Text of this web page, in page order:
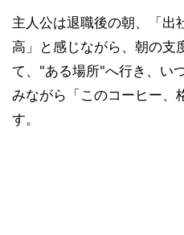
主人公は退職後の朝、「出
高」と感じながら、朝の支
て、"ある場所"へ行き、い
みながら「このコーヒー
す。